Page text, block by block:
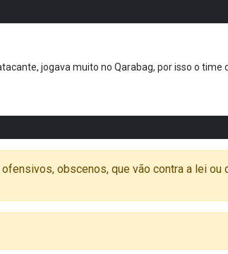
jogava muito no Qarabag, por isso o time
ofensivos, obscenos, que vão contra a lei ou